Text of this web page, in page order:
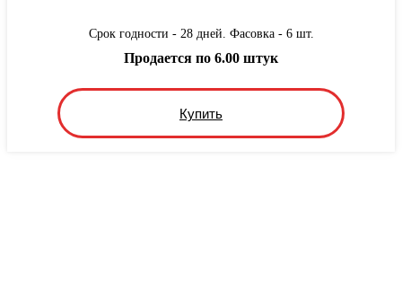
Срок годности - 28 дней. Фасовка - 6 шт.
Купить
Продается по 6.00 штук